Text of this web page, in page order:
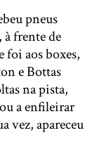
pneus
frente de
foi aos boxes,
e Bottas
na pista,
a enfileirar
vez, apareceu